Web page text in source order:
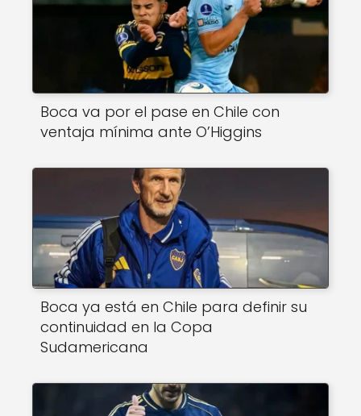
Boca va por el pase en Chile con
ventaja mínima ante O’Higgins
Boca ya está en Chile para definir su
continuidad en la Copa
Sudamericana